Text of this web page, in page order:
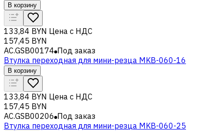
В корзину
133,84 BYN Цена с НДС
157,45 BYN
AC.GSB00174 Под заказ
Втулка переходная для мини-резца MKB-060-16
В корзину
133,84 BYN Цена с НДС
157,45 BYN
AC.GSB00206 Под заказ
Втулка переходная для мини-резца MKB-060-25